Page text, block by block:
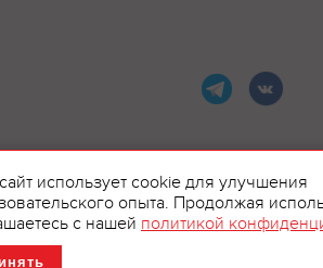
использует cookie для улучшения
опыта. Продолжая
с нашей политикой